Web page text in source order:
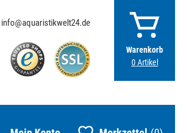
Warenkorb
0 Artikel
info@aquaristikwelt24.de